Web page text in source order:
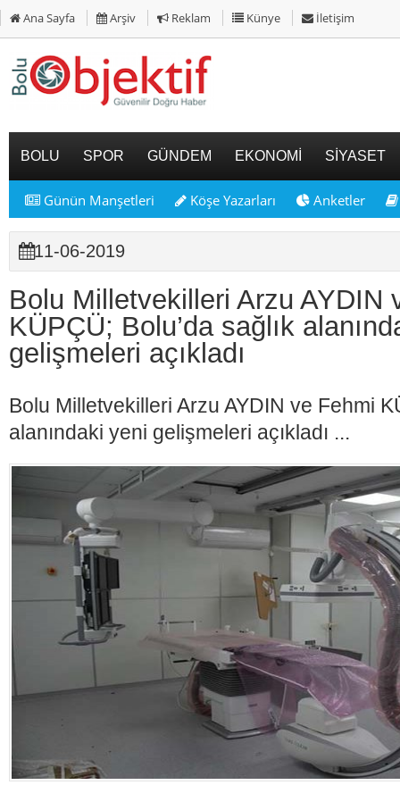
Ana Sayfa Arşiv Reklam Künye İletişim
BOLU SPOR GÜNDEM EKONOMİ SİYASET
Günün Manşetleri Köşe Yazarları Anketler
11-06-2019
Bolu Milletvekilleri Arzu AYDIN
KÜPÇÜ; Bolu’da sağlık
gelişmeleri açıkladı
Bolu Milletvekilleri Arzu AYDIN ve Fehmi
alanındaki yeni gelişmeleri açıkladı ...